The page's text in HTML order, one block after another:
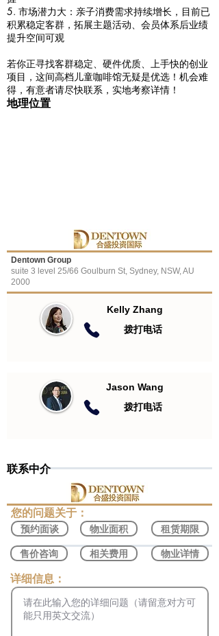
5. 市场潜力大：亲子消费需求持续增长，目前已
积累稳定客群，拓展主题活动、会员体系后业绩
提升空间可观
若你正寻找客群稳定、硬件优质、上手快的创业
项目，这间高档儿童咖啡馆无疑是优选！机会难
得，有意者请尽快联系，实地考察详情！
地理位置
Dentown Group
suite 3 level 25/66 Goulburn St, Sydney, NSW, AU
2000
Kelly Zhang
​拨打电话
Jason Wang
​拨打电话
联系中介
​您的问题关于：
预约面谈
售价咨询
物业面积
相关费用
租赁期限
物业详情
​详细信息：